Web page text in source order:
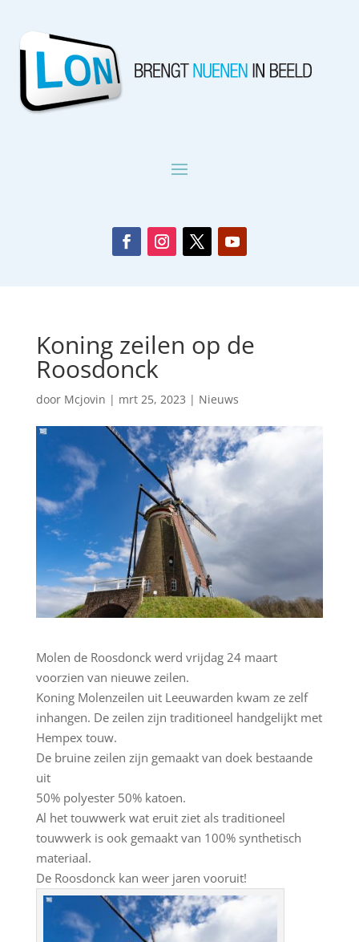
Koning zeilen op de
Roosdonck
door Mcjovin | mrt 25, 2023 | Nieuws
Molen de Roosdonck werd vrijdag 24 maart
voorzien van nieuwe zeilen.
Koning Molenzeilen uit Leeuwarden kwam ze zelf
inhangen. De zeilen zijn traditioneel handgelijkt met
Hempex touw.
De bruine zeilen zijn gemaakt van doek bestaande
uit
50% polyester 50% katoen.
Al het touwwerk wat eruit ziet als traditioneel
touwwerk is ook gemaakt van 100% synthetisch
materiaal.
De Roosdonck kan weer jaren vooruit!